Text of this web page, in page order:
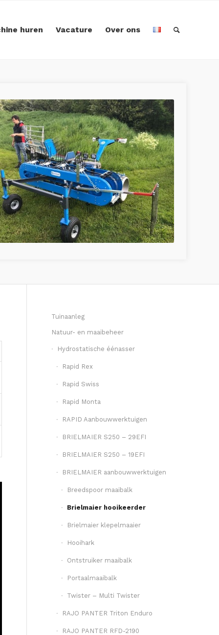
huren Vacature Over ons
Tuinaanleg
Natuur- en maaibeheer
Hydrostatische éénasser
Rapid Rex
Rapid Swiss
Rapid Monta
RAPID Aanbouwwerktuigen
BRIELMAIER S250 – 29EFI
BRIELMAIER S250 – 19EFI
BRIELMAIER aanbouwwerktuigen
Breedspoor maaibalk
Brielmaier hooikeerder
Brielmaier klepelmaaier
Hooihark
Ontstruiker maaibalk
Portaalmaaibalk
Twister – Multi Twister
RAJO PANTER Triton Enduro
RAJO PANTER RFD-2190